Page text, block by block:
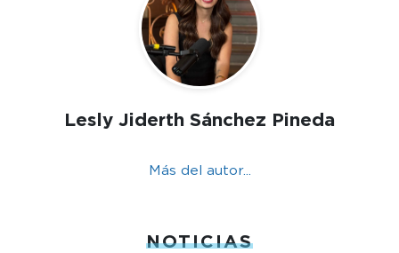
Lesly Jiderth Sánchez Pineda
Más del autor...
NOTICIAS